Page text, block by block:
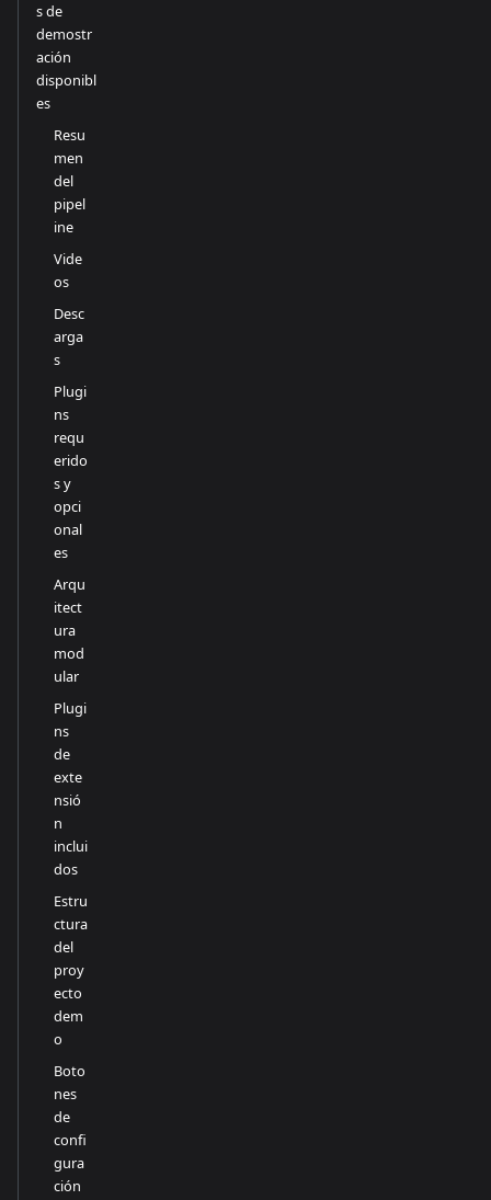
s de
demostr
ación
disponibl
es
Resu
men
del
pipel
ine
Vide
os
Desc
arga
s
Plugi
ns
requ
erido
s y
opci
onal
es
Arqu
itect
ura
mod
ular
Plugi
ns
de
exte
nsió
n
inclui
dos
Estru
ctura
del
proy
ecto
dem
o
Boto
nes
de
confi
gura
ción